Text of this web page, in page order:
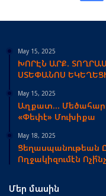
May 15, 2025
ԽՈՐԷՆ ԱՐՔ.
ՍՏԵՓԱՆՈՍ
May 15, 2025
Աղքատ…
«Փեփէ» Մուխիքա
May 18, 2025
Ցեղասպանութեան
Ողջակիզումէն
Մեր մասին